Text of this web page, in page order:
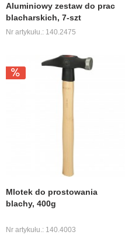
Aluminiowy zestaw do prac
blacharskich, 7-szt
Nr artykułu.: 140.2475
Mlotek do prostowania
blachy, 400g
Nr artykułu.: 140.4003